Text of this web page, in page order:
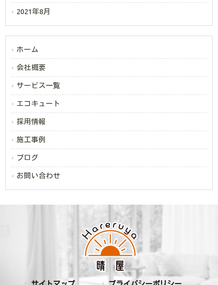
2021年8月
ホーム
会社概要
サービス一覧
エコキュート
採用情報
施工事例
ブログ
お問い合わせ